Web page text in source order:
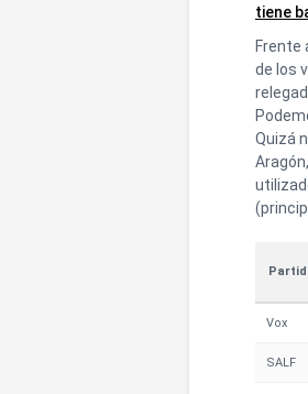
tiene
Frente
de los
Quizá
Vox
SALF